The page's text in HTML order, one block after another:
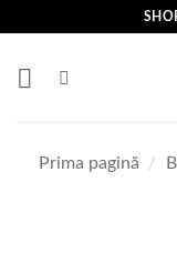
content
Prima pagină /